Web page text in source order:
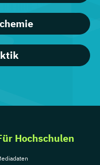
Hochschulen